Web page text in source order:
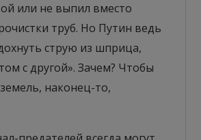
или не выпил вместо
труб. Но Путин ведь
струю из шприца,
с другой». Зачем? Чтобы
наконец-то,